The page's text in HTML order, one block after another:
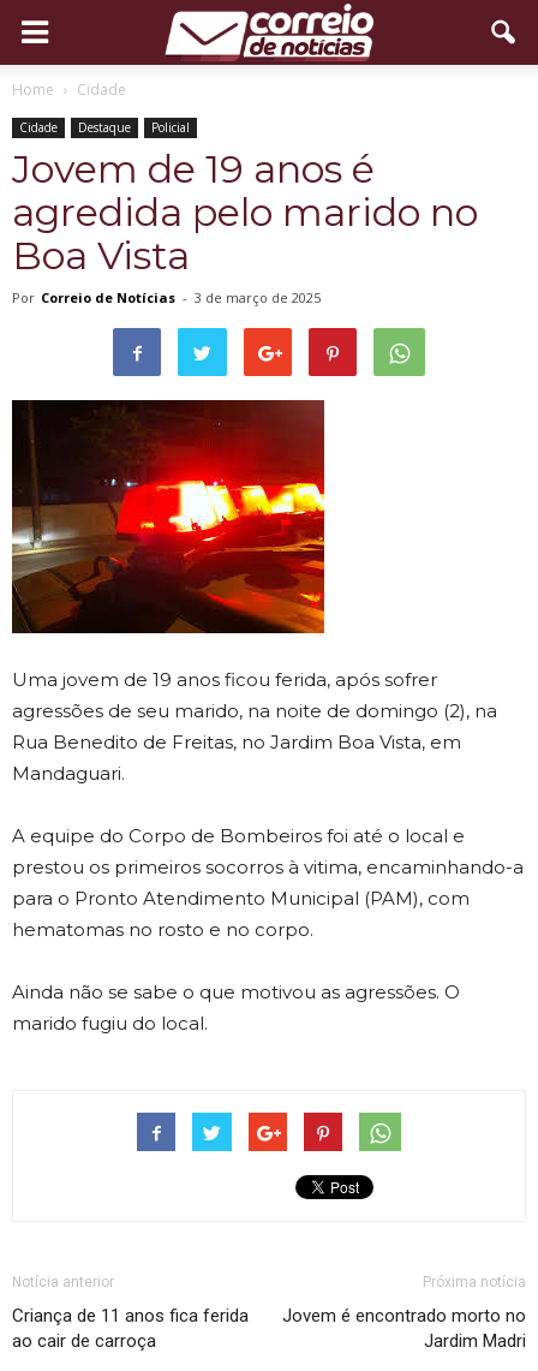
Home Cidade
Cidade Destaque Policial
Jovem de 19 anos é
agredida pelo marido no
Boa Vista
Por Correio de Notícias - 3 de março de 2025
Uma jovem de 19 anos ficou ferida, após sofrer
agressões de seu marido, na noite de domingo (2), na
Rua Benedito de Freitas, no Jardim Boa Vista, em
Mandaguari.
A equipe do Corpo de Bombeiros foi até o local e
prestou os primeiros socorros à vitima, encaminhando-a
para o Pronto Atendimento Municipal (PAM), com
hematomas no rosto e no corpo.
Ainda não se sabe o que motivou as agressões. O
marido fugiu do local.
Notícia anterior
Criança de 11 anos fica ferida
ao cair de carroça
Próxima notícia
Jovem é encontrado morto no
Jardim Madri